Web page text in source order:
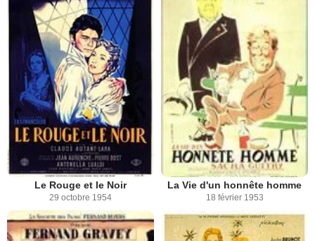
Le Rouge et le Noir
29 octobre 1954
La Vie d'un honnête homme
18 février 1953